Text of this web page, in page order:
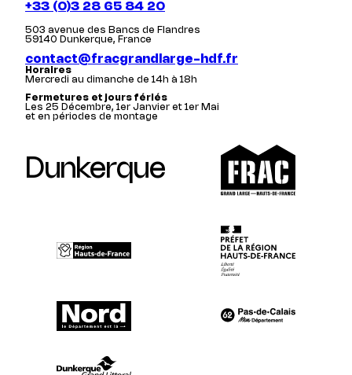
+33 (0)3 28 65 84 20
503 avenue des Bancs de Flandres
59140 Dunkerque, France
contact@fracgrandlarge-hdf.fr
Horaires
Mercredi au dimanche de 14h à 18h
Fermetures et jours fériés
Les 25 Décembre, 1er Janvier et 1er Mai
et en périodes de montage
Dunkerque